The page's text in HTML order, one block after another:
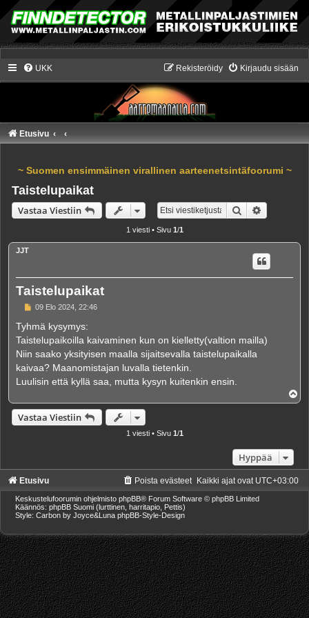
UKK Kirjaudu sisään
Rekisteröidy
Etusivu
~ Suomen ensimmäinen virallinen aarteenetsintäfoorumi ~
Taistelupaikat
Vastaa Viestiin Etsi
1 viesti • Sivu 1/1
JJT
Taistelupaikat
V
e
t
09 Elo 2024, 22:46
Tyhmä kysymys:
Taistelupaikoilla kaivaminen kun on kielletty(valtion mailla)
Niin saako yksityisen maalla sijaitsevalla taistelupaikalla
kaivaa? Maanomistajan luvalla tietenkin.
Luulisin että kyllä saa, mutta kysyn kuitenkin ensin.
l
Vastaa Viestiin
1 viesti • Sivu 1 /1
Hyppää
Etusivu Kaikki ajat ovat UTC+03:00
Poista evästeet
Keskustelufoorumin ohjelmisto phpBB® Forum Software © phpBB Limited
Käännös: phpBB Suomi (lurttinen, harritapio, Pettis)
Style: Carbon by Joyce&Luna phpBB-Style-Design